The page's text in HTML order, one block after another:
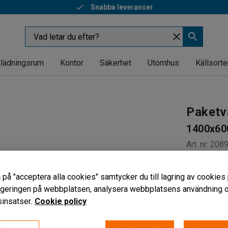
Snabba leveranser
Kontor Säkerhet Utomhus
Art. nr:
på "acceptera alla cookies" samtycker du till lagring av
på webbplatsen, analysera webbplatsens användning
Cookie policy